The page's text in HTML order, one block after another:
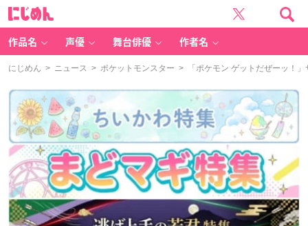
作品名 声優 舞台俳優 作者名
にじめん > ニュース > ポケットモンスター > 「ポケモン ゲットだぜーッ！